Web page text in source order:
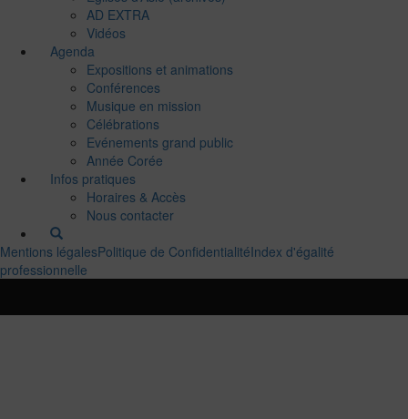
AD EXTRA
Vidéos
Agenda
Expositions et animations
Conférences
Musique en mission
Célébrations
Evénements grand public
Année Corée
Infos pratiques
Horaires & Accès
Nous contacter
Mentions légalesPolitique de ConfidentialitéIndex d'égalité
professionnelle